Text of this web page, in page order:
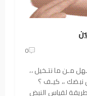
0
مـن ما نتـخيل ،،
،، كيـف ؟
لقياس النبض